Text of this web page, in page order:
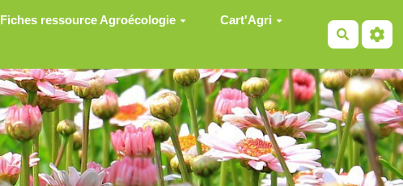
Fiches ressource Agroécologie Cart'Agri